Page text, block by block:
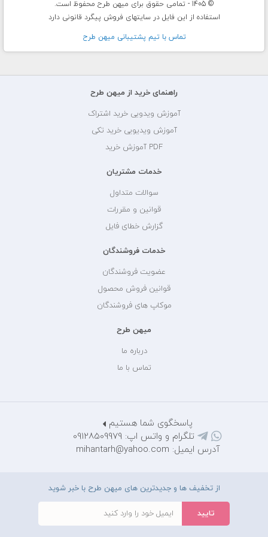
© 1405 - تمامی حقوق برای میهن طرح محفوظ است.
استفاده از این فایل در سایتهای فروش پیگرد قانونی دارد
تماس با تيم پشتيبانی ميهن طرح
راهنمای خرید از میهن طرح
آموزش ویدویی خرید اشتراک
آموزش ویدیویی خرید تکی
PDF آموزش خرید
خدمات مشتریان
سوالات متداول
قوانین و مقررات
گزارش خطای فایل
خدمات فروشندگان
عضویت فروشندگان
قوانین فروش محصول
موکاپ های فروشندگان
میهن طرح
درباره ما
تماس با ما
پاسخگوی شما هستیم
تلگرام و واتس اپ: 09128509979
آدرس ایمیل: mihantarh@yahoo.com
از تخفیف ها و جدیدترین های میهن طرح با خبر شوید